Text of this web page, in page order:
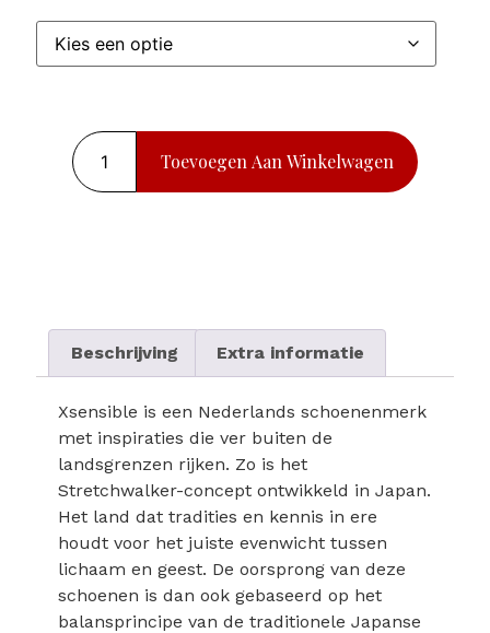
Toevoegen Aan Winkelwagen
Beschrijving Extra informatie
Xsensible is een Nederlands schoenenmerk
met inspiraties die ver buiten de
landsgrenzen rijken. Zo is het
Stretchwalker-concept ontwikkeld in Japan.
Het land dat tradities en kennis in ere
houdt voor het juiste evenwicht tussen
lichaam en geest. De oorsprong van deze
schoenen is dan ook gebaseerd op het
balansprincipe van de traditionele Japanse